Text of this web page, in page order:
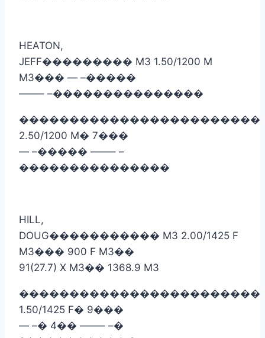
HEATON,
JEFF��������� M3 1.50/1200 M
M3��� — –�����
——– –���������������
������������������������
2.50/1200 M� 7���
— –����� ——– –
���������������
HILL,
DOUG����������� M3 2.00/1425 F
M3��� 900 F M3��
91(27.7) X M3�� 1368.9 M3
������������������������
1.50/1425 F� 9���
— –� 4�� ——– –�